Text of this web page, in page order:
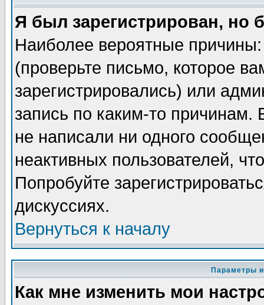
Я был зарегистрирован, но
Наиболее вероятные
(проверьте письмо, которое
зарегистрировались) или
запись по каким-то
не написали ни одного
неактивных пользователей,
Попробуйте
дискуссиях.
Вернуться к началу
Параметры
Как мне изменить мои